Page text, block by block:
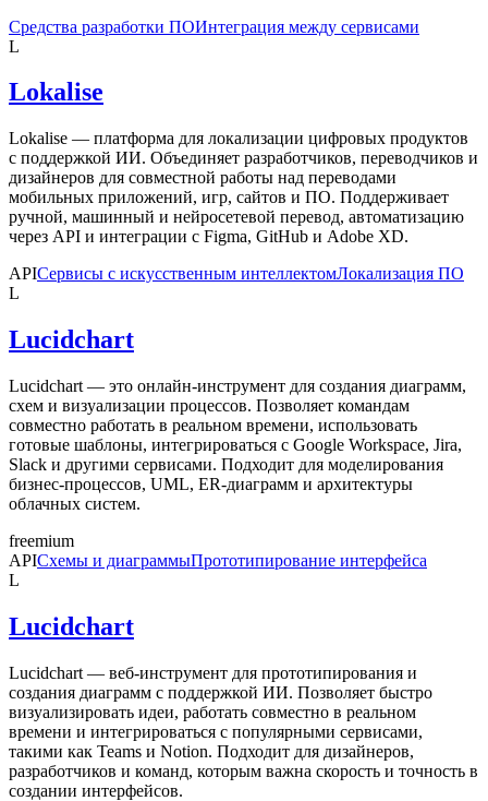
Средства разработки ПОИнтеграция между сервисами
L
Lokalise
Lokalise — платформа для локализации цифровых продуктов
с поддержкой ИИ. Объединяет разработчиков, переводчиков и
дизайнеров для совместной работы над переводами
мобильных приложений, игр, сайтов и ПО. Поддерживает
ручной, машинный и нейросетевой перевод, автоматизацию
через API и интеграции с Figma, GitHub и Adobe XD.
APIСервисы с искусственным интеллектомЛокализация ПО
L
Lucidchart
Lucidchart — это онлайн-инструмент для создания диаграмм,
схем и визуализации процессов. Позволяет командам
совместно работать в реальном времени, использовать
готовые шаблоны, интегрироваться с Google Workspace, Jira,
Slack и другими сервисами. Подходит для моделирования
бизнес-процессов, UML, ER-диаграмм и архитектуры
облачных систем.
freemium
APIСхемы и диаграммыПрототипирование интерфейса
L
Lucidchart
Lucidchart — веб-инструмент для прототипирования и
создания диаграмм с поддержкой ИИ. Позволяет быстро
визуализировать идеи, работать совместно в реальном
времени и интегрироваться с популярными сервисами,
такими как Teams и Notion. Подходит для дизайнеров,
разработчиков и команд, которым важна скорость и точность в
создании интерфейсов.